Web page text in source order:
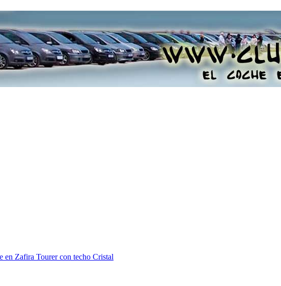
Zafira Tourer con techo Cristal